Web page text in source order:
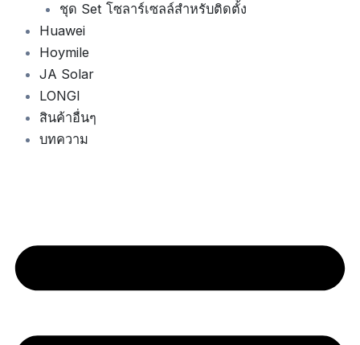
ชุด Set โซลาร์เซลล์สำหรับติดตั้ง
Huawei
Hoymile
JA Solar
LONGI
สินค้าอื่นๆ
บทความ